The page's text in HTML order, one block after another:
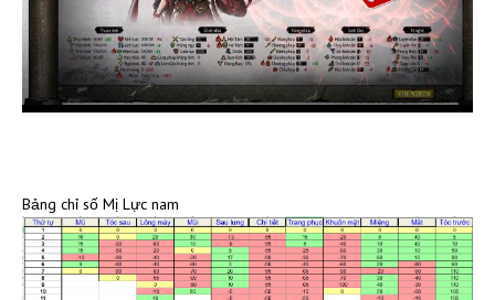
Bảng chỉ số Mị Lực nam